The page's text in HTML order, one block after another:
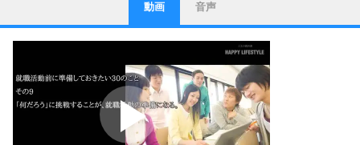
1
ストレス対策
他人と比べない。
いっそのこと、他人を見ない。
いらいらしない人になる30の方法
プラス思考
ポジティブになれない原因は、行動しないから。
ポジティブ思考になる30の方法
動画 音声